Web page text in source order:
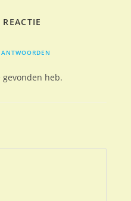
heb.